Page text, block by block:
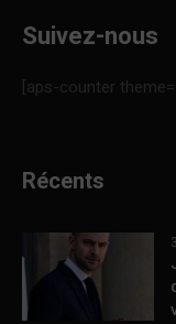
Suivez-nous
[aps-counter
Récents